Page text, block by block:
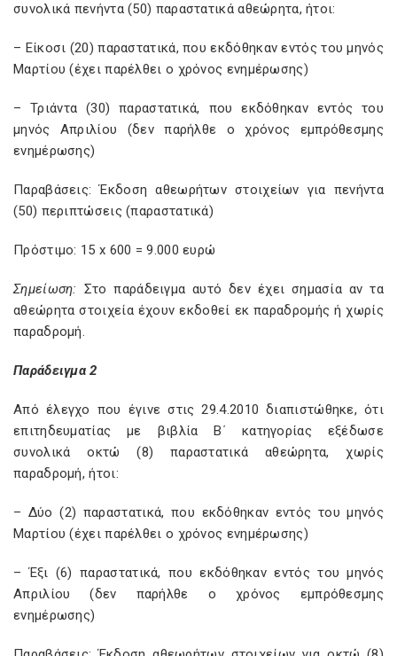
συνολικά πενήντα (50) παραστατικά αθεώρητα, ήτοι:
– Είκοσι (20) παραστατικά, που εκδόθηκαν εντός του μηνός
Μαρτίου (έχει παρέλθει ο χρόνος ενημέρωσης)
– Τριάντα (30) παραστατικά, που εκδόθηκαν εντός του
μηνός Απριλίου (δεν παρήλθε ο χρόνος εμπρόθεσμης
ενημέρωσης)
Παραβάσεις: Έκδοση αθεωρήτων στοιχείων για πενήντα
(50) περιπτώσεις (παραστατικά)
Πρόστιμο: 15 x 600 = 9.000 ευρώ
Σημείωση: Στο παράδειγμα αυτό δεν έχει σημασία αν τα
αθεώρητα στοιχεία έχουν εκδοθεί εκ παραδρομής ή χωρίς
παραδρομή.
Παράδειγμα 2
Από έλεγχο που έγινε στις 29.4.2010 διαπιστώθηκε, ότι
επιτηδευματίας με βιβλία Β΄ κατηγορίας εξέδωσε
συνολικά οκτώ (8) παραστατικά αθεώρητα, χωρίς
παραδρομή, ήτοι:
– Δύο (2) παραστατικά, που εκδόθηκαν εντός του μηνός
Μαρτίου (έχει παρέλθει ο χρόνος ενημέρωσης)
– Έξι (6) παραστατικά, που εκδόθηκαν εντός του μηνός
Απριλίου (δεν παρήλθε ο χρόνος εμπρόθεσμης
ενημέρωσης)